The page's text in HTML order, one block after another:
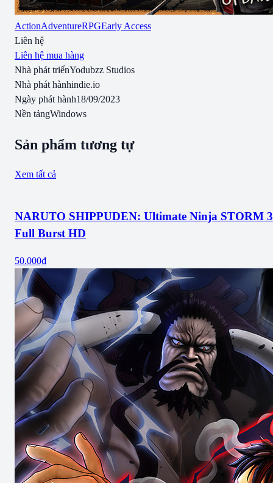
ActionAdventureRPGEarly Access
Liên hệ
Liên hệ mua hàng
Nhà phát triểnYodubzz Studios
Nhà phát hànhindie.io
Ngày phát hành18/09/2023
Nền tảngWindows
Sản phẩm tương tự
Xem tất cả
NARUTO SHIPPUDEN: Ultimate Ninja STORM 3
Full Burst HD
50.000₫